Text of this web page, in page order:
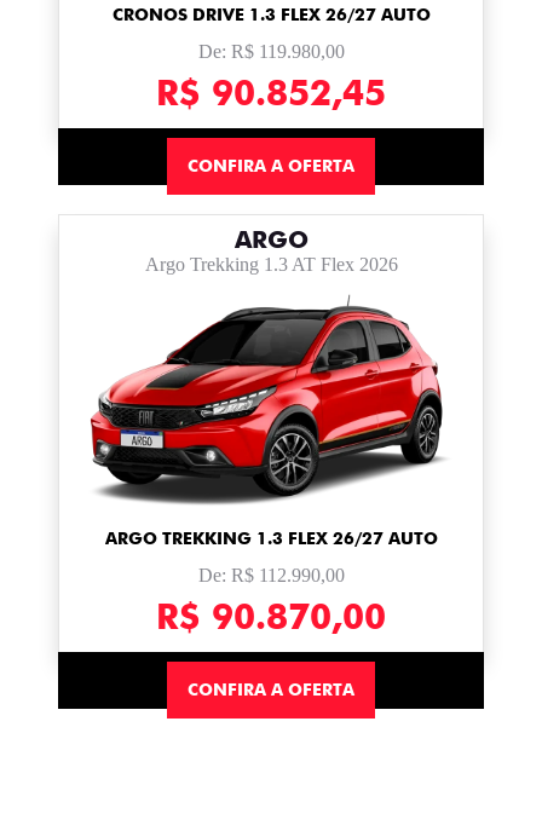
CRONOS DRIVE 1.3 FLEX 26/27 AUTO
De: R$ 119.980,00
R$ 90.852,45
CONFIRA A OFERTA
ARGO
Argo Trekking 1.3 AT Flex 2026
ARGO TREKKING 1.3 FLEX 26/27 AUTO
De: R$ 112.990,00
R$ 90.870,00
CONFIRA A OFERTA